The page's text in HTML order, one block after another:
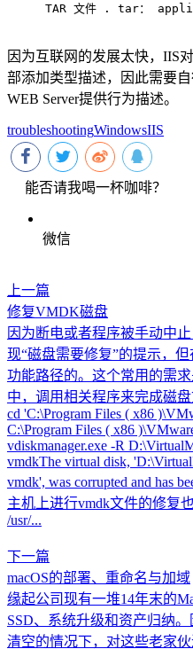
TAR 文件 . tar：
因为互联网的发展太快，IIS
部添加类型描述，因此需要
WEB Server提供行为描述。
troubleshootingWindowsIIS
能否请我喝一杯咖啡？
微信
上一篇
修复VMDK磁盘
因为断电或者程序被手动中
现“磁盘需要修复”的提示，
功能路径的。这个常用的需
中，调用相关程序来完成磁盘
cd 'C:\Program Files ( x86
C:\Program Files ( x86
vdiskmanager.exe -R
vmdkThe virtual disk,
vmdk', was corrupted and has
主机上进行vmdk文件的修复
/usr/...
下一篇
macOS的部署、重命名与加域
缘起公司现有一堆14年末的
SSD、系统升级和资产归纳
清空的情况下，对这些老家